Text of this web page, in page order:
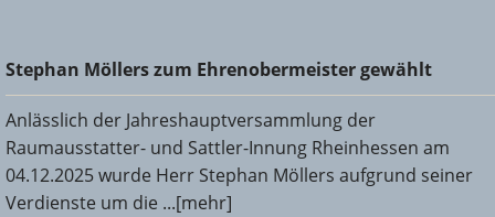
Stephan Möllers zum Ehrenobermeister gewählt
Stephan Möllers zum Ehrenobermeister gewählt
Anlässlich der Jahreshauptversammlung der
Raumausstatter- und Sattler-Innung Rheinhessen am
04.12.2025 wurde Herr Stephan Möllers aufgrund seiner
Verdienste um die ...[mehr]